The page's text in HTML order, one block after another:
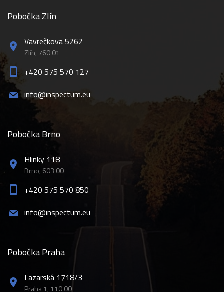
Pobočka Zlín
Vavrečkova 5262
Zlín, 760 01
+420 575 570 127
info@inspectum.eu
Pobočka Brno
Hlinky 118
Brno, 603 00
+420 575 570 850
info@inspectum.eu
Pobočka Praha
Lazarská 1718/3
Praha 1, 110 00